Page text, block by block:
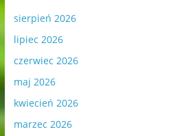
sierpień 2026
lipiec 2026
czerwiec 2026
maj 2026
kwiecień 2026
marzec 2026